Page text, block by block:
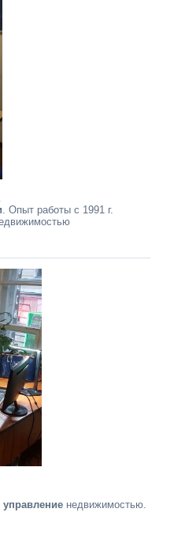
. Опыт работы с 1991 г.
управление недвижимостью.